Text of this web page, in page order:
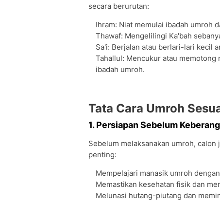
secara berurutan:
Ihram: Niat memulai ibadah umroh
Thawaf: Mengelilingi Ka'bah
Sa'i: Berjalan atau berlari-lari kecil
Tahallul: Mencukur atau
ibadah umroh.
Tata Cara Umroh
1. Persiapan Sebelum
Sebelum melaksanakan umroh,
penting:
Mempelajari manasik umroh
Memastikan kesehatan fisik dan
Melunasi hutang-piutang dan